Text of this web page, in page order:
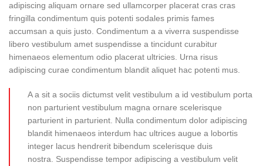
adipiscing aliquam ornare sed ullamcorper placerat cras cras
fringilla condimentum quis potenti sodales primis fames
accumsan a quis justo. Condimentum a a viverra suspendisse
libero vestibulum amet suspendisse a tincidunt curabitur
himenaeos elementum odio placerat ultricies. Urna risus
adipiscing curae condimentum blandit aliquet hac potenti mus.
A a sit a sociis dictumst velit vestibulum a id vestibulum porta
non parturient vestibulum magna ornare scelerisque
parturient in parturient. Nulla condimentum dolor adipiscing
blandit himenaeos interdum hac ultrices augue a lobortis
integer lacus hendrerit bibendum scelerisque duis
nostra. Suspendisse tempor adipiscing a vestibulum velit